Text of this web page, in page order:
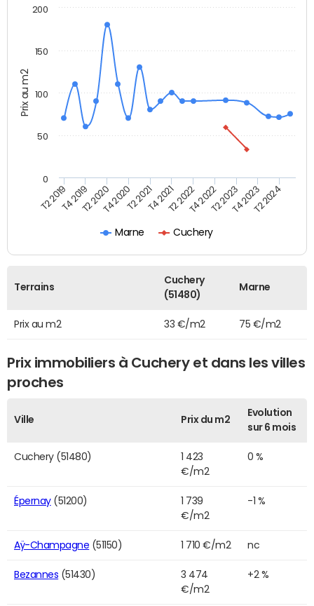
Prix au m2
Marne Cuchery
T2 2019T4 2019T2 2020T4 2020T2 2021T4 2021T2 2022T4 2022T2 2023T4 2023T2 2024
0
50
100
150
200
Terrains
Cuchery
(51480)
Marne
Prix au m2 33 €/m2 75 €/m2
Prix immobiliers à Cuchery et dans les villes
proches
Ville Prix du m2
Evolution
sur 6 mois
Cuchery (51480)
1 423
€/m2
0 %
Épernay(51200)
1 739
€/m2
-1 %
Aÿ-Champagne (51150) 1 710 €/m2 nc
Bezannes (51430)
3 474
€/m2
+2 %